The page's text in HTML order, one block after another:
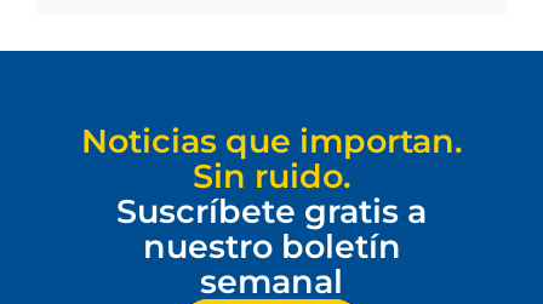
Noticias que importan.
Sin ruido.
Suscríbete gratis a
nuestro boletín
semanal